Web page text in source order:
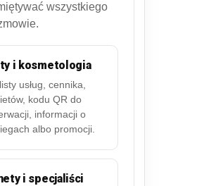
wszystkiego
i kosmetologia
usług, cennika,
kodu QR do
informacji o
albo promocji.
i specjaliści